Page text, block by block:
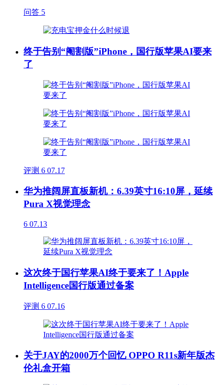
问答 5
终于告别“阉割版”iPhone，国行版苹果AI要来
了
评测 6 07.17
华为推阔屏直板新机：6.39英寸16:10屏，延续
Pura X视觉理念
6 07.13
这次终于国行苹果AI终于要来了！Apple
Intelligence国行版通过备案
评测 6 07.16
关于JAY的2000万个回忆 OPPO R11s新年版杰
伦礼盒开箱